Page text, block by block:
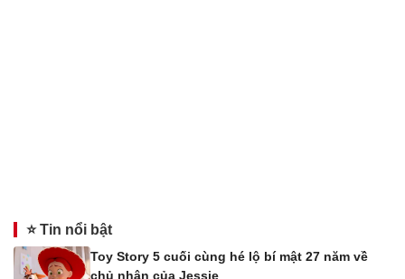
⭐ Tin nổi bật
Toy Story 5 cuối cùng hé lộ bí mật 27 năm về
chủ nhân của Jessie